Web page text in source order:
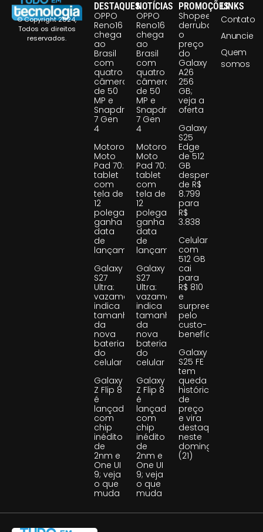
© Copyright 2024,
Todos os direitos
reservados.
DESTAQUES
OPPO
Reno16
chega
ao
Brasil
com
quatro
câmeras
de 50
MP e
Snapdragon
7 Gen
4
Motorola
Moto
Pad 70:
tablet
com
tela de
12
polegadas
ganha
data
de
lançamento
Galaxy
S27
Ultra:
vazamento
indica
tamanho
da
nova
bateria
do
celular
Galaxy
Z Flip 8
é
lançado
com
chip
inédito
de
2nm e
One UI
9; veja
o que
muda
NOTÍCIAS
OPPO
Reno16
chega
ao
Brasil
com
quatro
câmeras
de 50
MP e
Snapdragon
7 Gen
4
Motorola
Moto
Pad 70:
tablet
com
tela de
12
polegadas
ganha
data
de
lançamento
Galaxy
S27
Ultra:
vazamento
indica
tamanho
da
nova
bateria
do
celular
Galaxy
Z Flip 8
é
lançado
com
chip
inédito
de
2nm e
One UI
9; veja
o que
muda
PROMOÇÕES
Shopee
derruba
o
preço
do
Galaxy
A26
256
GB;
veja a
oferta
Galaxy
S25
Edge
de 512
GB
despenca
de R$
8.799
para
R$
3.838
Celular
com
512 GB
cai
para
R$ 810
e
surpreende
pelo
custo-
benefício
Galaxy
S25 FE
tem
queda
histórica
de
preço
e vira
destaque
neste
domingo
(21)
LINKS
Contato
Anuncie
Quem
somos